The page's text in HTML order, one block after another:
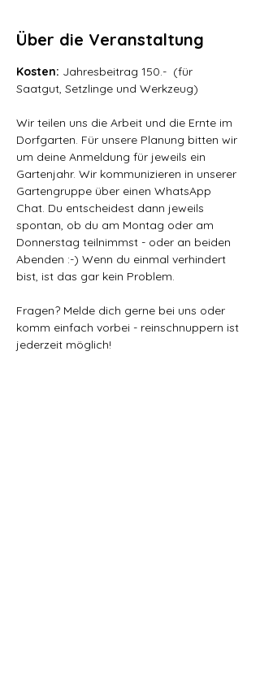
Über die Veranstaltung
Kosten: Jahresbeitrag 150.-  (für
Saatgut, Setzlinge und Werkzeug)
Wir teilen uns die Arbeit und die Ernte im
Dorfgarten. Für unsere Planung bitten wir
um deine Anmeldung für jeweils ein
Gartenjahr. Wir kommunizieren in unserer
Gartengruppe über einen WhatsApp
Chat. Du entscheidest dann jeweils
spontan, ob du am Montag oder am
Donnerstag teilnimmst - oder an beiden
Abenden :-) Wenn du einmal verhindert
bist, ist das gar kein Problem.
Fragen? Melde dich gerne bei uns oder
komm einfach vorbei - reinschnuppern ist
jederzeit möglich!